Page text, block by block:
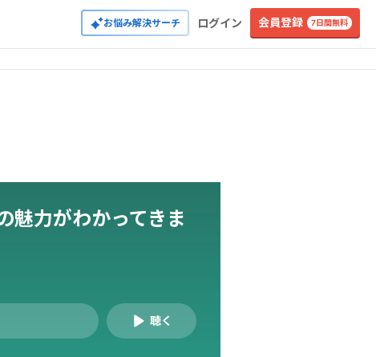
お悩み解決サーチ ログイン 会員登録 7日間無料
魅力がわかってきま
聴く